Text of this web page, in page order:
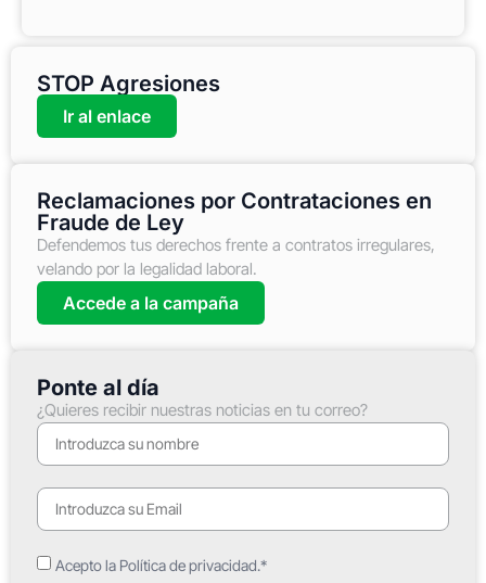
STOP Agresiones
Ir al enlace
Reclamaciones por Contrataciones en
Fraude de Ley
Defendemos tus derechos frente a contratos irregulares,
velando por la legalidad laboral.
Accede a la campaña
Ponte al día
¿Quieres recibir nuestras noticias en tu correo?
Acepto la Política de privacidad.*